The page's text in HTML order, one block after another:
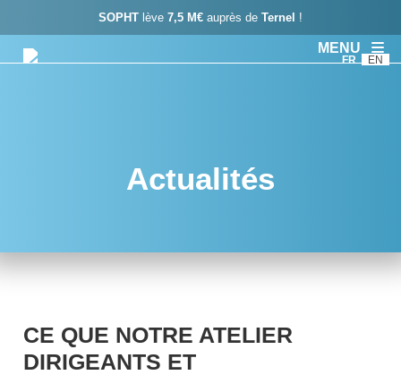
SOPHT lève 7,5 M€ auprès de Ternel !
FR EN
MENU
Actualités
CE QUE NOTRE ATELIER
DIRIGEANTS ET